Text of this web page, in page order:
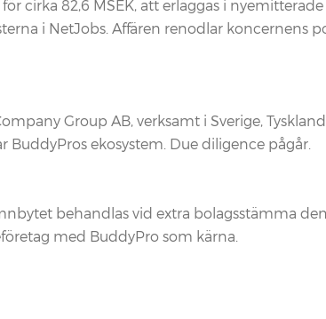
cirka 82,6 MSEK, att erläggas i
i NetJobs. Affären renodlar koncernens
Group AB, verksamt i Sverige,
ekosystem. Due diligence pågår.
behandlas vid extra bolagsstämma
med BuddyPro som kärna.